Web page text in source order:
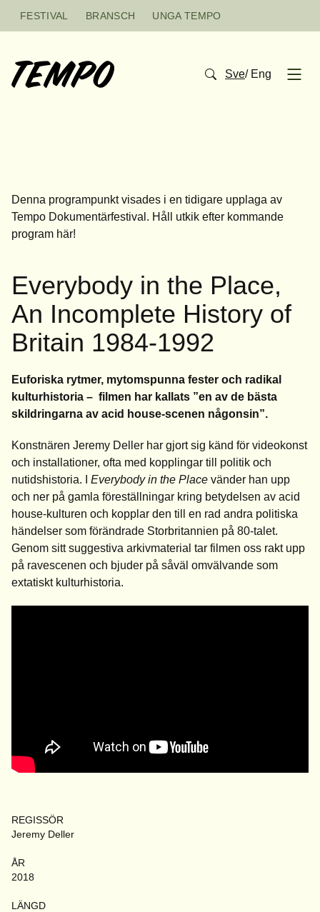
FESTIVAL BRANSCH UNGA TEMPO
Sve/ Eng
Denna programpunkt visades i en tidigare upplaga av
Tempo Dokumentärfestival. Håll utkik efter kommande
program här!
Everybody in the Place,
An Incomplete History of
Britain 1984-1992
Euforiska rytmer, mytomspunna fester och radikal
kulturhistoria – filmen har kallats ”en av de bästa
skildringarna av acid house-scenen någonsin”.
Konstnären Jeremy Deller har gjort sig känd för videokonst
och installationer, ofta med kopplingar till politik och
nutidshistoria. I Everybody in the Place vänder han upp
och ner på gamla föreställningar kring betydelsen av acid
house-kulturen och kopplar den till en rad andra politiska
händelser som förändrade Storbritannien på 80-talet.
Genom sitt suggestiva arkivmaterial tar filmen oss rakt upp
på ravescenen och bjuder på såväl omvälvande som
extatiskt kulturhistoria.
REGISSÖR
Jeremy Deller
ÅR
2018
LÄNGD